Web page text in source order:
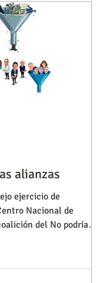
alianzas
ejercicio de
Nacional de
del No podría